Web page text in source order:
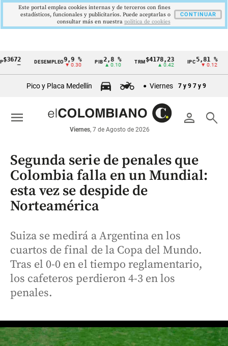
Cintillo
económicos
Colombia
DESEMPLEO 9,9 %
▼ 0.30
PIB2,8 %
▲ 0.10
TRM$4178,23
▲ 0.42
5,81 %
▼ 0.12
Pico y Placa Medellín Viernes 7 y 9 7 y 9
person search
Viernes, 7 de Agosto de 2026
menu
Segunda serie de penales que
Colombia falla en un Mundial:
esta vez se despide de
Norteamérica
Suiza se medirá a Argentina en los
cuartos de final de la Copa del Mundo.
Tras el 0-0 en el tiempo reglamentario,
los cafeteros perdieron 4-3 en los
penales.
Este portal emplea cookies internas y de terceros con fines
estadísticos, funcionales y publicitarios. Puede aceptarlas o
consultar más en nuestra politica de cookies
CONTINUAR